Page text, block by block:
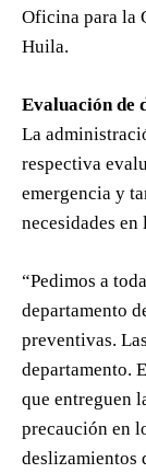
Oficina para la
Huila.
Evaluación de
La
respectiva
emergencia y
necesidades en
“Pedimos a
departamento
preventivas.
departamento.
que entreguen
precaución en
deslizamientos